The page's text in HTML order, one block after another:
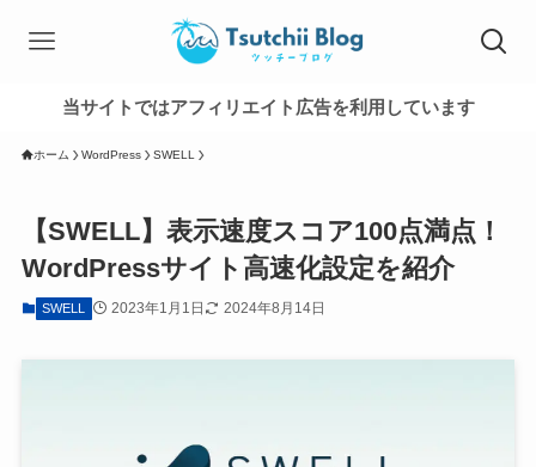
当サイトではアフィリエイト広告を利用しています
ホーム WordPress SWELL
【SWELL】表示速度スコア100点満点！
WordPressサイト高速化設定を紹介
SWELL 2023年1月1日 2024年8月14日